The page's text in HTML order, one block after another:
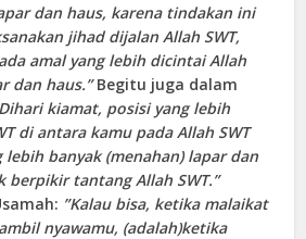
dan haus, karena tindakan ini
jihad dijalan Allah SWT,
amal yang lebih dicintai Allah
dan haus.”Begitu juga dalam
kiamat, posisi yang lebih
di antara kamu pada Allah SWT
lebih banyak (menahan) lapar dan
berpikir tantang Allah SWT.”
”Kalau bisa, ketika malaikat
nyawamu, (adalah)ketika